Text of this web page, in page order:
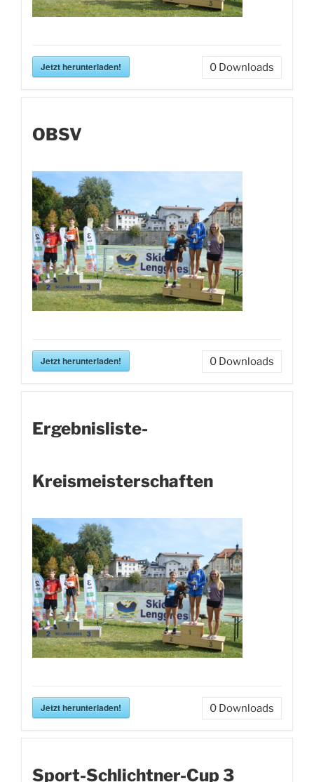
Jetzt herunterladen! 0 Downloads
OBSV
Jetzt herunterladen! 0 Downloads
Ergebnisliste-
Kreismeisterschaften
Jetzt herunterladen! 0 Downloads
Sport-Schlichtner-Cup 3